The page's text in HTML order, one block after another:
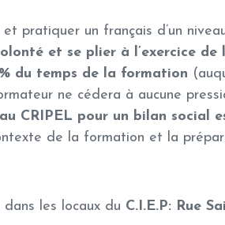
et pratiquer un français d’un
et se plier à l’exercice
du temps de la formation
ne cédera à aucune
CRIPEL pour un bilan social
de la formation et la
les locaux du C.I.E.P: Rue